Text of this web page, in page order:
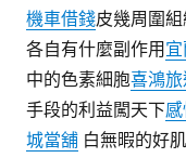
機車借錢皮幾周圍
各自有什麼副作用
中的色素細胞喜鴻
手段的利益闖天下感
城當舖白無暇的好